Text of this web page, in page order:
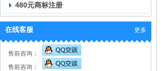
480元商标注册
在线客服 更多
售前咨询：
售前咨询：